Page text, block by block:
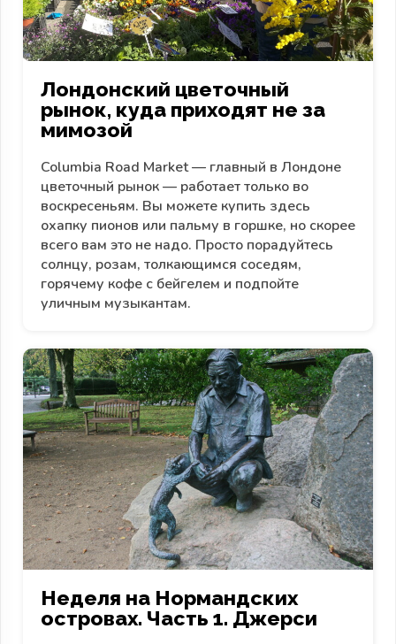
Лондонский цветочный
рынок, куда приходят не за
мимозой
Columbia Road Market — главный в Лондоне
цветочный рынок — работает только во
воскресеньям. Вы можете купить здесь
охапку пионов или пальму в горшке, но скорее
всего вам это не надо. Просто порадуйтесь
солнцу, розам, толкающимся соседям,
горячему кофе с бейгелем и подпойте
уличным музыкантам.
Неделя на Нормандских
островах. Часть 1. Джерси